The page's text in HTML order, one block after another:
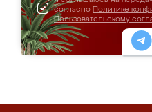
согласно Политике
Пользовательскому